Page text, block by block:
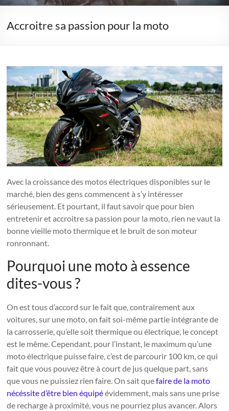
Accroitre sa passion pour la moto
Avec la croissance des motos électriques disponibles sur le
marché, bien des gens commencent à s’y intéresser
sérieusement. Et pourtant, il faut savoir que pour bien
entretenir et accroitre sa passion pour la moto, rien ne vaut la
bonne vieille moto thermique et le bruit de son moteur
ronronnant.
Pourquoi une moto à essence
dites-vous ?
On est tous d’accord sur le fait que, contrairement aux
voitures, sur une moto, on fait soi-même partie intégrante de
la carrosserie, qu’elle soit thermique ou électrique, le concept
est le même. Cependant, pour l’instant, le maximum qu’une
moto électrique puisse faire, c’est de parcourir 100 km, ce qui
fait que vous pouvez être à court de jus quelque part, sans
que vous ne puissiez rien faire. On sait quefaire de la moto
nécéssite d’être bien équipéévidemment, mais sans une prise
de recharge à proximité, vous ne pourriez plus avancer. Alors